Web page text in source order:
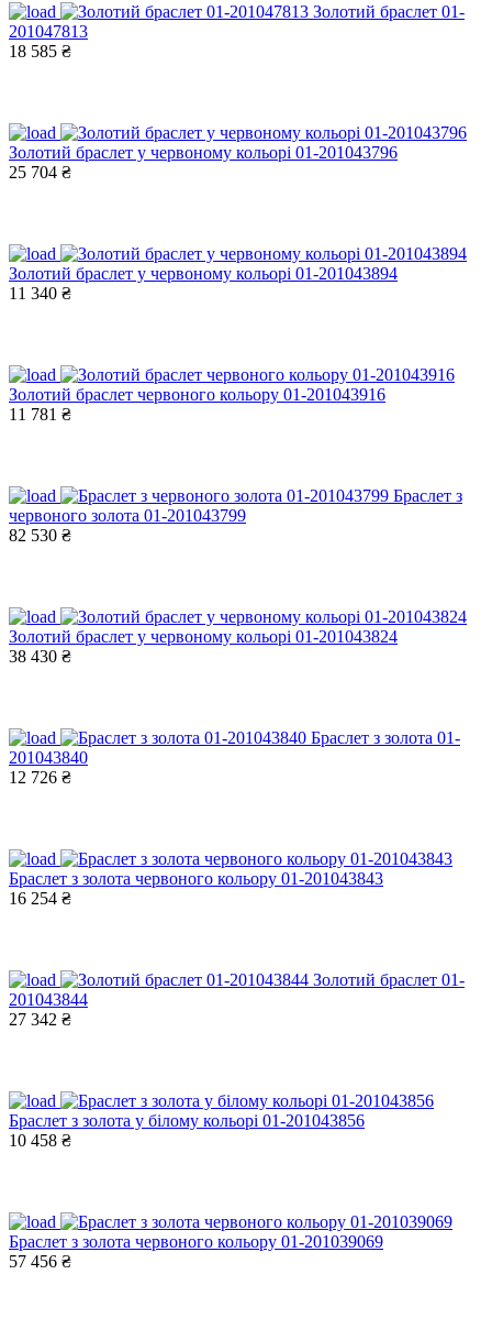
Золотий браслет 01-
201047813
18 585 ₴
Золотий браслет у червоному кольорі 01-201043796
25 704 ₴
Золотий браслет у червоному кольорі 01-201043894
11 340 ₴
Золотий браслет червоного кольору 01-201043916
11 781 ₴
Браслет з
червоного золота 01-201043799
82 530 ₴
Золотий браслет у червоному кольорі 01-201043824
38 430 ₴
Браслет з золота 01-
201043840
12 726 ₴
Браслет з золота червоного кольору 01-201043843
16 254 ₴
Золотий браслет 01-
201043844
27 342 ₴
Браслет з золота у білому кольорі 01-201043856
10 458 ₴
Браслет з золота червоного кольору 01-201039069
57 456 ₴